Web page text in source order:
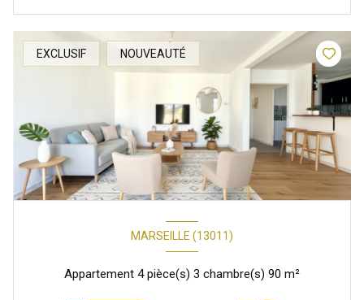
EXCLUSIF NOUVEAUTÉ
MARSEILLE (13011)
Appartement 4 pièce(s) 3 chambre(s) 90 m²